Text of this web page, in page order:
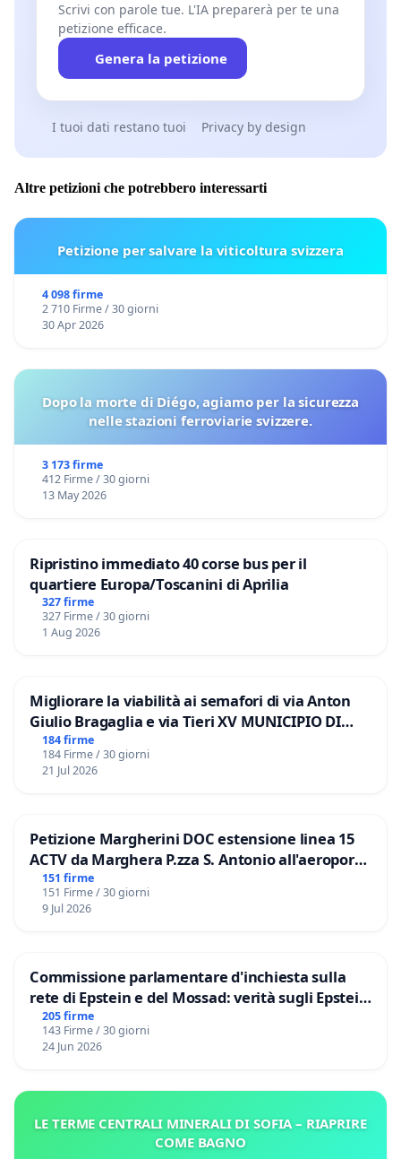
Scrivi con parole tue. L'IA preparerà per te una
petizione efficace.
Genera la petizione
I tuoi dati restano tuoi Privacy by design
Altre petizioni che potrebbero interessarti
Petizione per salvare la viticoltura svizzera
4 098 firme
2 710 Firme / 30 giorni
30 Apr 2026
Dopo la morte di Diégo, agiamo per la sicurezza
nelle stazioni ferroviarie svizzere.
3 173 firme
412 Firme / 30 giorni
13 May 2026
Ripristino immediato 40 corse bus per il
quartiere Europa/Toscanini di Aprilia
327 firme
327 Firme / 30 giorni
1 Aug 2026
Migliorare la viabilità ai semafori di via Anton
Giulio Bragaglia e via Tieri XV MUNICIPIO DI
ROMA
184 firme
184 Firme / 30 giorni
21 Jul 2026
Petizione Margherini DOC estensione linea 15
ACTV da Marghera P.zza S. Antonio all'aeroporto
Marco Polo tariffa a € 1,50
151 firme
151 Firme / 30 giorni
9 Jul 2026
Commissione parlamentare d'inchiesta sulla
rete di Epstein e del Mossad: verità sugli Epstein
Files
205 firme
143 Firme / 30 giorni
24 Jun 2026
LE TERME CENTRALI MINERALI DI SOFIA – RIAPRIRE
COME BAGNO